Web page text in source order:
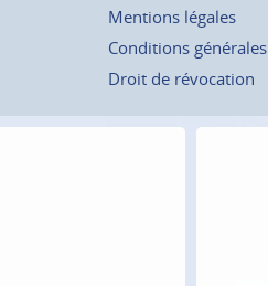
Mentions légales
Conditions générales
Droit de révocation